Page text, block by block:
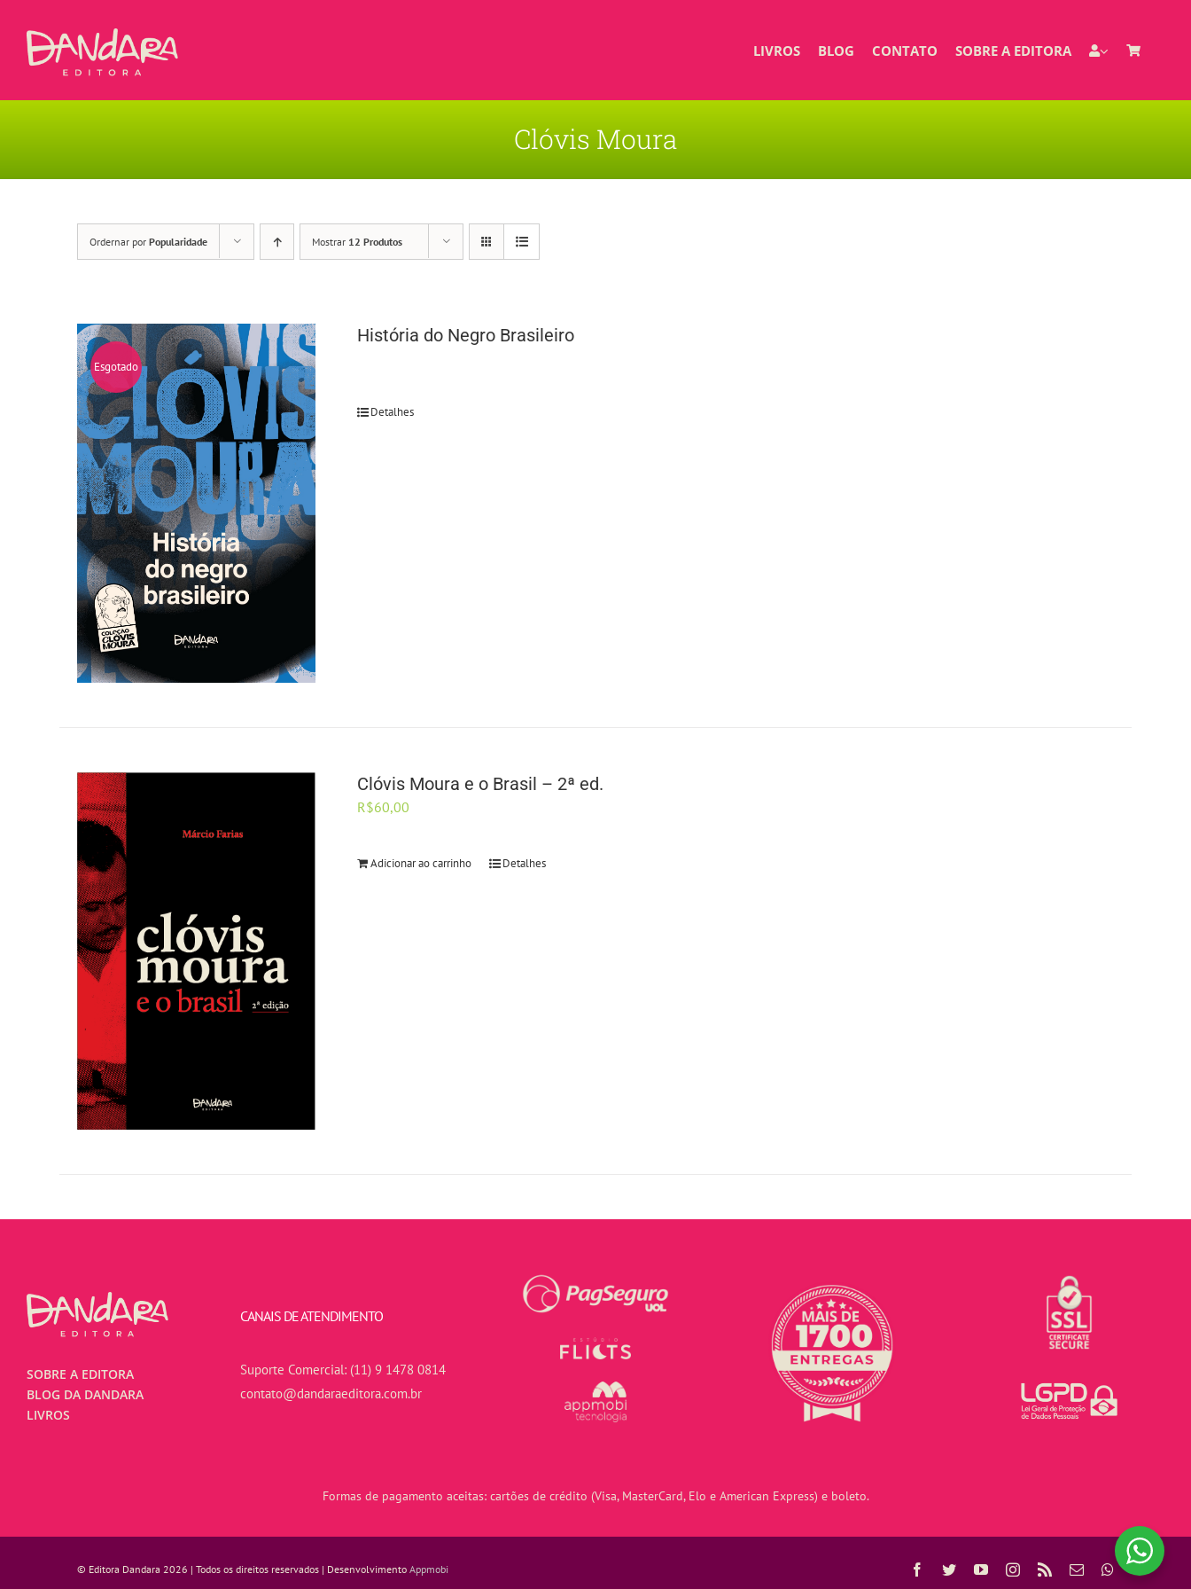
LIVROS BLOG CONTATO SOBRE A EDITORA
Clóvis Moura
Ordernar por Popularidade Mostrar 12 Produtos
Esgotado
História do Negro Brasileiro
Detalhes
Clóvis Moura e o Brasil – 2ª ed.
R$60,00
Adicionar ao carrinho Detalhes
SOBRE A EDITORA
BLOG DA DANDARA
LIVROS
CANAIS DE ATENDIMENTO
Suporte Comercial: (11) 9 1478 0814
contato@dandaraeditora.com.br
Formas de pagamento aceitas: cartões de crédito (Visa, MasterCard, Elo e American Express) e boleto.
© Editora Dandara 2026 | Todos os direitos reservados | Desenvolvimento Appmobi